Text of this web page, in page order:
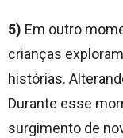
5) Em outro
crianças
histórias.
Durante esse
surgimento de